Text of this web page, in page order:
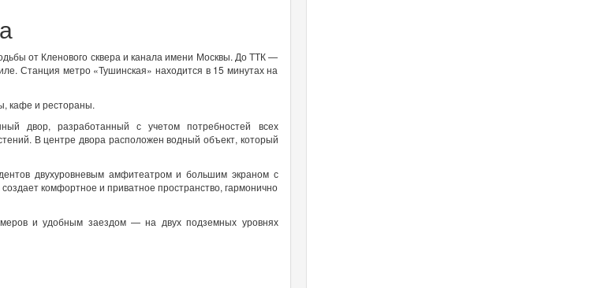
от Кленового сквера и канала имени Москвы. До ТТК —
Станция метро «Тушинская» находится в 15 минутах на
кафе и рестораны.
двор, разработанный с учетом потребностей всех
В центре двора расположен водный объект, который
двухуровневым амфитеатром и большим экраном с
комфортное и приватное пространство, гармонично
и удобным заездом — на двух подземных уровнях